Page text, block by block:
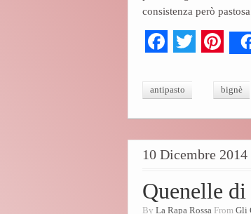
t
consistenza però
Fa
bo
T
Pi
er
antipasto bignè
10 Dicembre 2014
Quenelle di
By La Rapa Rossa From Gli